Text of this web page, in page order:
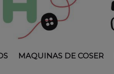
MAQUINAS DE COSER